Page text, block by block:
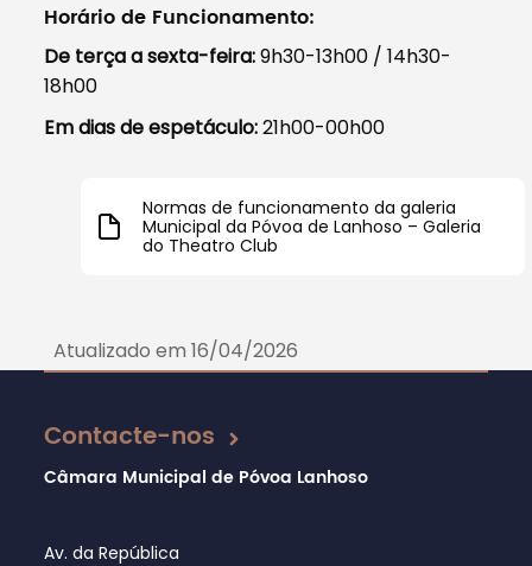
Horário de Funcionamento:
De terça a sexta-feira:9h30-13h00 / 14h30-
18h00
Em dias de espetáculo:21h00-00h00
Normas de funcionamento da galeria
Municipal da Póvoa de Lanhoso – Galeria
do Theatro Club
Atualizado em 16/04/2026
Contacte-nos
Câmara Municipal de Póvoa Lanhoso
Av. da República